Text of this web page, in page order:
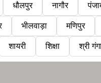
धौलपुर नागौर
भीलवाड़ा मणिपुर
शायरी शिक्षा श्री